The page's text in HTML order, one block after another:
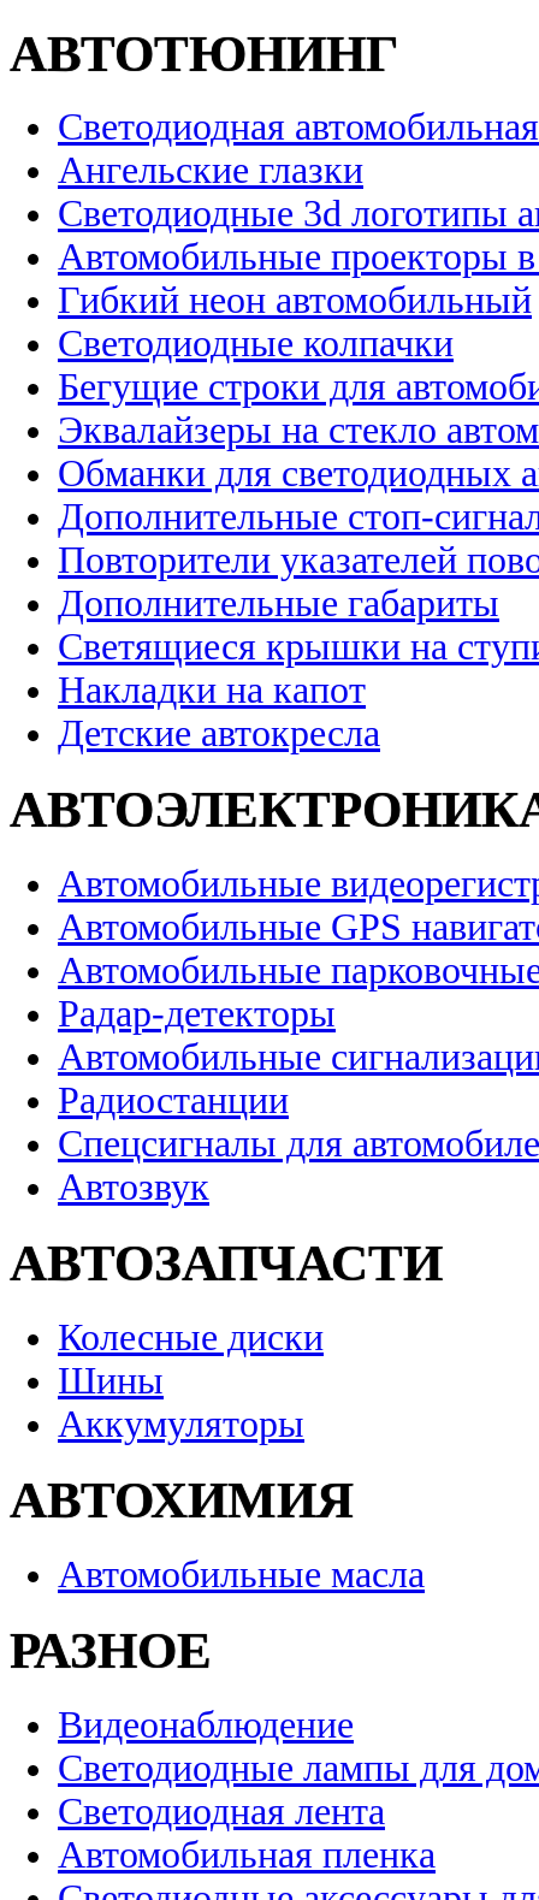
АВТОТЮНИНГ
Светодиодная
Ангельские глазки
Светодиодные 3d логотипы
Автомобильные проекторы
Гибкий неон автомобильный
Светодиодные колпачки
Бегущие строки для
Эквалайзеры на стекло
Обманки для светодиодных
Дополнительные стоп-
Повторители указателей
Дополнительные габариты
Светящиеся крышки на
Накладки на капот
Детские автокресла
Автомобильные
Автомобильные GPS
Автомобильные
Радар-детекторы
Автомобильные
Радиостанции
Спецсигналы для
Автозвук
АВТОЗАПЧАСТИ
Колесные диски
Шины
Аккумуляторы
АВТОХИМИЯ
Автомобильные масла
РАЗНОЕ
Видеонаблюдение
Светодиодные лампы для
Светодиодная лента
Автомобильная пленка